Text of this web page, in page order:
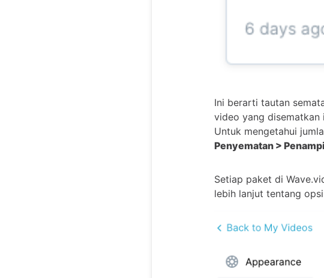
Ini berarti tautan
video yang
Untuk mengetahui
Penyematan >
Setiap paket di
lebih lanjut tentang